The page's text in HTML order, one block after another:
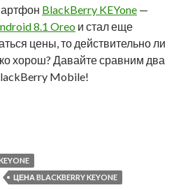
BlackBerry KEYone —
8.1 Oreo и стал еще
цены, то действительно ли
хорош? Давайте сравним два
Mobile!
купить BlackBerry KEYone
ЦЕНА BLACKBERRY KEYONE